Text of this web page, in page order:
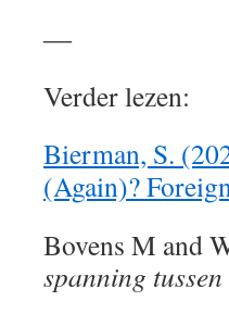
―
Verder lezen:
Bierman, S.
(Again)?
Bovens M and
spanning